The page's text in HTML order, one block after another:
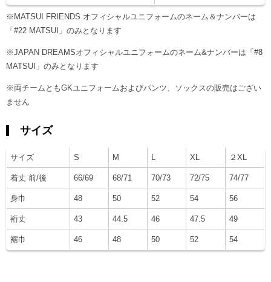
※MATSUI FRIENDS オフィシャルユニフォームのネーム＆ナンバーは
「#22 MATSUI」のみとなります
※JAPAN DREAMSオフィシャルユニフォームのネーム&ナンバーは「#8
MATSUI」のみとなります
※両チームともGKユニフォームおよびパンツ、ソックスの販売はござい
ません
サイズ
サイズ S M L XL ２XL
着丈 前/後 66/69 68/71 70/73 72/75 74/77
身巾 48 50 52 54 56
裄丈 43 44.5 46 47.5 49
裾巾 46 48 50 52 54